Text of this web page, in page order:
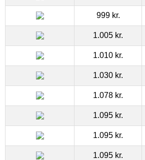
999 kr.
1.005 kr.
1.010 kr.
1.030 kr.
1.078 kr.
1.095 kr.
1.095 kr.
1.095 kr.